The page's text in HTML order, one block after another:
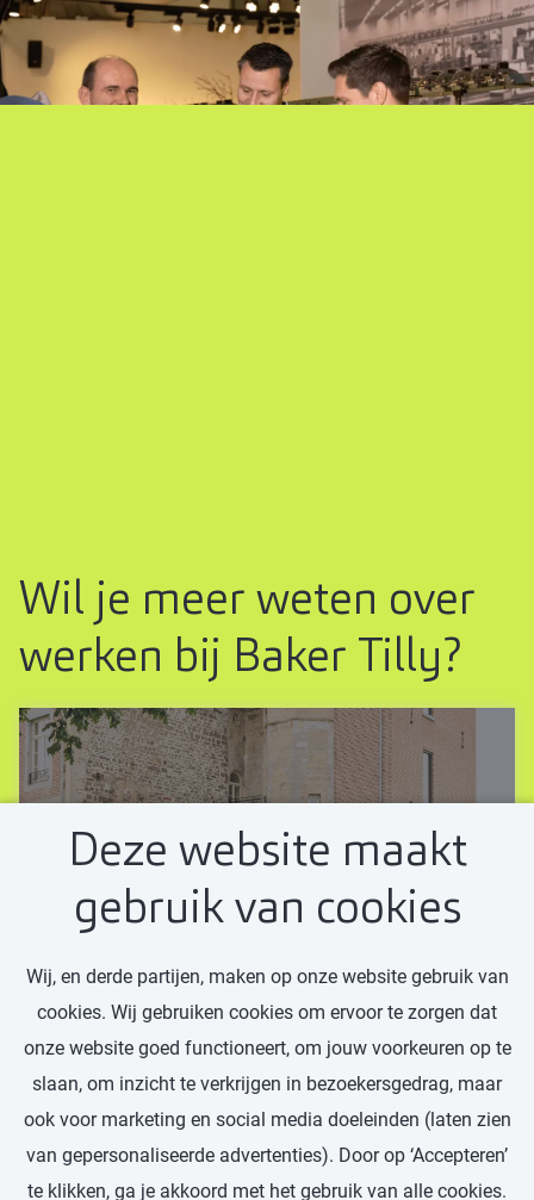
Deze website maakt
gebruik van cookies
Wij, en derde partijen, maken op onze website gebruik van
cookies. Wij gebruiken cookies om ervoor te zorgen dat
onze website goed functioneert, om jouw voorkeuren op te
slaan, om inzicht te verkrijgen in bezoekersgedrag, maar
ook voor marketing en social media doeleinden (laten zien
van gepersonaliseerde advertenties). Door op ‘Accepteren’
te klikken, ga je akkoord met het gebruik van alle cookies.
Wil je meer weten over
werken bij Baker Tilly?
NIEUWS
Baker Tilly versterkt zijn
regionale positie met
aansluiting van Baat
Baker Tilly